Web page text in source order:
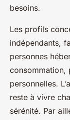
besoins.
Les profils
indépendants,
personnes
consommation,
personnelles.
reste à vivre
sérénité. Par